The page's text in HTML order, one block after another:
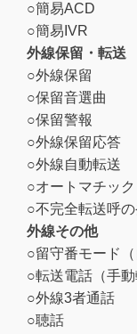
○簡易ACD
○簡易IVR
外線保留・転送
○外線保留
○保留音選曲
○保留警報
○外線保留応答
○外線自動転送
○オートマチッ
○不完全転送呼
外線その他
○留守番モード（
○転送電話（手動
○外線3者通話
○聴話